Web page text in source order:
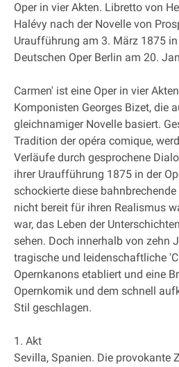
Oper in vier Akten. Libretto von
Halévy nach der Novelle von
Uraufführung am 3. März 1875
Deutschen Oper Berlin am 20.
Carmen' ist eine Oper in vier
Komponisten Georges Bizet, die
gleichnamiger Novelle basiert.
Tradition der opéra comique,
Verläufe durch gesprochene
ihrer Uraufführung 1875 in der
schockierte diese
nicht bereit für ihren Realismus
war, das Leben der
sehen. Doch innerhalb von zehn
tragische und leidenschaftliche
Opernkanons etabliert und eine
Opernkomik und dem schnell
Stil geschlagen.
1. Akt
Sevilla, Spanien. Die provokante